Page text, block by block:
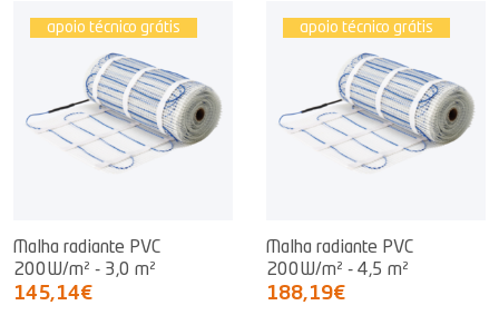
apoio técnico grátis
Malha radiante PVC
200W/m² - 3,0 m²
145,14€
apoio técnico grátis
Malha radiante PVC
200W/m² - 4,5 m²
188,19€